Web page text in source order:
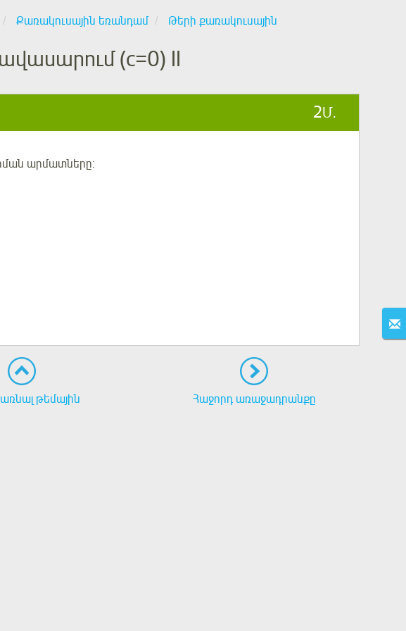
Քառակուսային եռանդամ
Թերի քառակուսային
(с=0) II
2Մ.
արմատները:
թեմային Հաջորդ առաջադրանքը